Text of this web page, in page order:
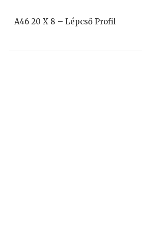
A46 20 X 8 – Lépcső Profil